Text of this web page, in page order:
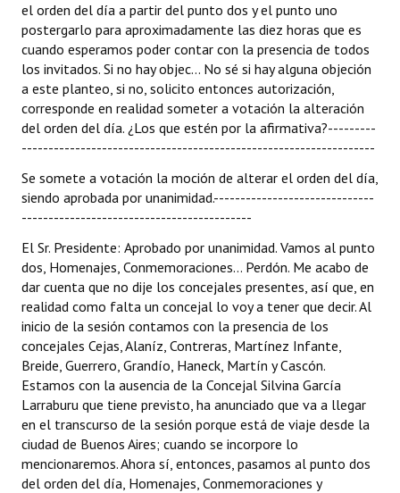
Comunicaciones
Declaraciones
Resoluciones
Resoluciones de Presidencia
INSTITUCIONAL
Antiguos Pobladores
Noticias Destacadas
Registros y Distinciones
Datos Históricos
Premio al Mérito - Registro
Audiencias Públicas - Registro
Mujeres que Dejaron Huellas - Registro
Periodistas Decanos - Registro
el orden del día a partir del punto dos y el punto uno
postergarlo para aproximadamente las diez horas que es
cuando esperamos poder contar con la presencia de todos
los invitados. Si no hay objec... No sé si hay alguna objeción
a este planteo, si no, solicito entonces autorización,
corresponde en realidad someter a votación la alteración
del orden del día. ¿Los que estén por la afirmativa?---------
------------------------------------------------------------------
Se somete a votación la moción de alterar el orden del día,
siendo aprobada por unanimidad.------------------------------
-------------------------------------------
El Sr. Presidente: Aprobado por unanimidad. Vamos al punto
dos, Homenajes, Conmemoraciones... Perdón. Me acabo de
dar cuenta que no dije los concejales presentes, así que, en
realidad como falta un concejal lo voy a tener que decir. Al
inicio de la sesión contamos con la presencia de los
concejales Cejas, Alaníz, Contreras, Martínez Infante,
Breide, Guerrero, Grandío, Haneck, Martín y Cascón.
Estamos con la ausencia de la Concejal Silvina García
Larraburu que tiene previsto, ha anunciado que va a llegar
en el transcurso de la sesión porque está de viaje desde la
ciudad de Buenos Aires; cuando se incorpore lo
mencionaremos. Ahora sí, entonces, pasamos al punto dos
del orden del día, Homenajes, Conmemoraciones y